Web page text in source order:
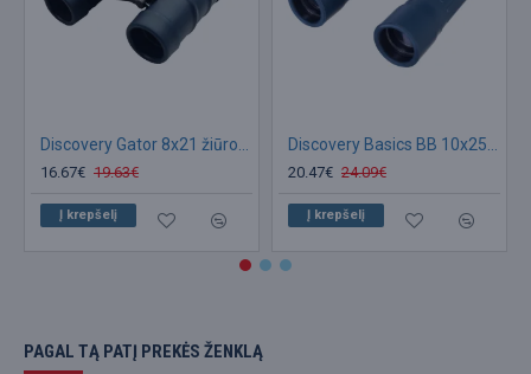
16.67€ 19.63€
Į krepšelį
20.47€ 24.09€
Į krepšelį
PAGAL TĄ PATĮ PREKĖS ŽENKLĄ